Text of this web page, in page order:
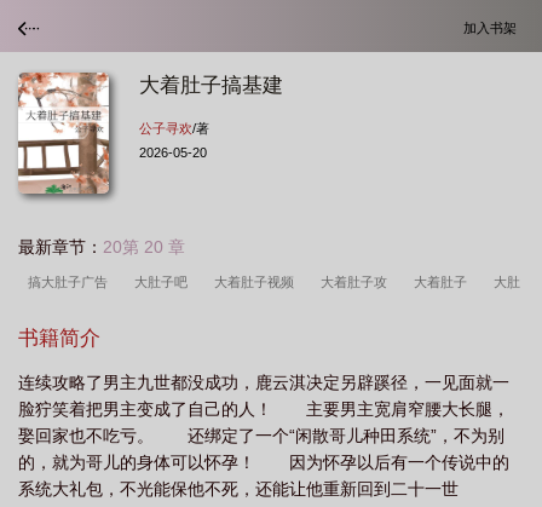
加入书架
大着肚子搞基建
公子寻欢/著
2026-05-20
最新章节： 20第 20 章
搞大肚子广告 大肚子吧 大着肚子视频 大着肚子攻 大着肚子 大肚
攻 大肚子bilibili
搞笑小视频 搞大肚子什么意思 大肚子剧 搞大肚子是什么意思 搞大肚子
知乎 搞大肚子有罪吗 大肚子百度贴吧 搞大肚子就跑 大着肚子做
文 大大肚子1 搞大肚子不负责的下场 大肚子啊 大肚子视频搞笑 大
肚子恶搞 超大肚子的搞笑视频 搞大肚子
书籍简介
连续攻略了男主九世都没成功，鹿云淇决定另辟蹊径，一见面就一
脸狞笑着把男主变成了自己的人！ 主要男主宽肩窄腰大长腿，
娶回家也不吃亏。 还绑定了一个“闲散哥儿种田系统”，不为别
的，就为哥儿的身体可以怀孕！ 因为怀孕以后有一个传说中的
系统大礼包，不光能保他不死，还能让他重新回到二十一世